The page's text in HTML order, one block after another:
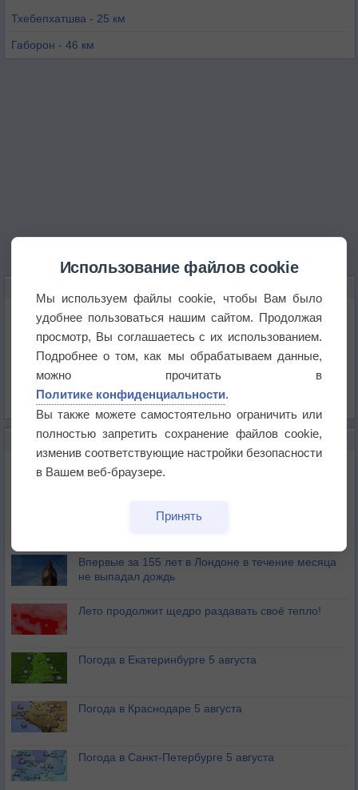
Тхебепхатшва - 25 км
Габорон - 46 км
Температура
Давление
Осадки
Облачность
Список всех карт
НОВОЕ О ПОГОДЕ
Дневная температура воздуха в ОАЭ превысила
+51°
Европейские столицы бьют рекорды жары
Впервые за 155 лет в Лондоне в течение месяца
не выпадал дождь
Лето продолжит щедро раздавать своё тепло!
Погода в Екатеринбурге 5 августа
Погода в Краснодаре 5 августа
Погода в Санкт-Петербурге 5 августа
Использование файлов cookie
Мы используем файлы cookie, чтобы Вам было
удобнее пользоваться нашим сайтом. Продолжая
просмотр, Вы соглашаетесь с их использованием.
Подробнее о том, как мы обрабатываем данные,
можно прочитать в
Политике конфиденциальности.
Вы также можете самостоятельно ограничить или
полностью запретить сохранение файлов cookie,
изменив соответствующие настройки безопасности
в Вашем веб-браузере.
Принять